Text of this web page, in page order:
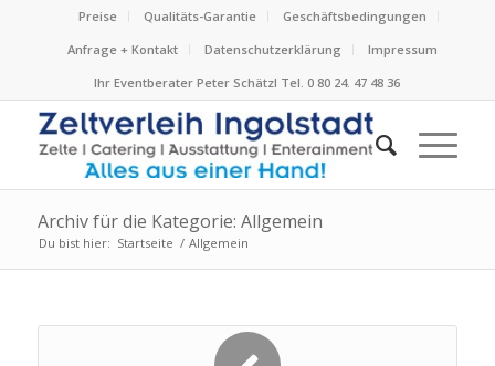
Preise Qualitäts-Garantie
Geschäftsbedingungen
Anfrage + Kontakt
Datenschutzerklärung
Impressum
Ihr Eventberater Peter Schätzl Tel. 0 80 24. 47 48 36
Archiv für die Kategorie: Allgemein
Du bist hier: Startseite / Allgemein